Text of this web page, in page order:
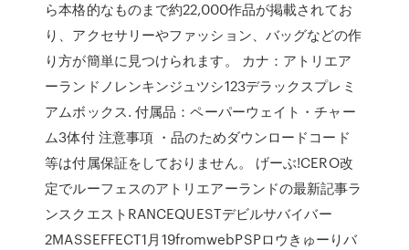
ら本格的なものまで約22,000作品が掲載されてお
り、アクセサリーやファッション、バッグなどの作
り方が簡単に見つけられます。 カナ：アトリエア
ーランドノレンキンジュツシ123デラックスプレミ
アムボックス. 付属品：ペーパーウェイト・チャー
ム3体付 注意事項 ・品のためダウンロードコード
等は付属保証をしておりません。 げーぶ!CERO改
定でルーフェスのアトリエアーランドの最新記事ラ
ンスクエストRANCEQUESTデビルサバイバー
2MASSEFFECT1月19fromwebPSPロウきゅーりバ